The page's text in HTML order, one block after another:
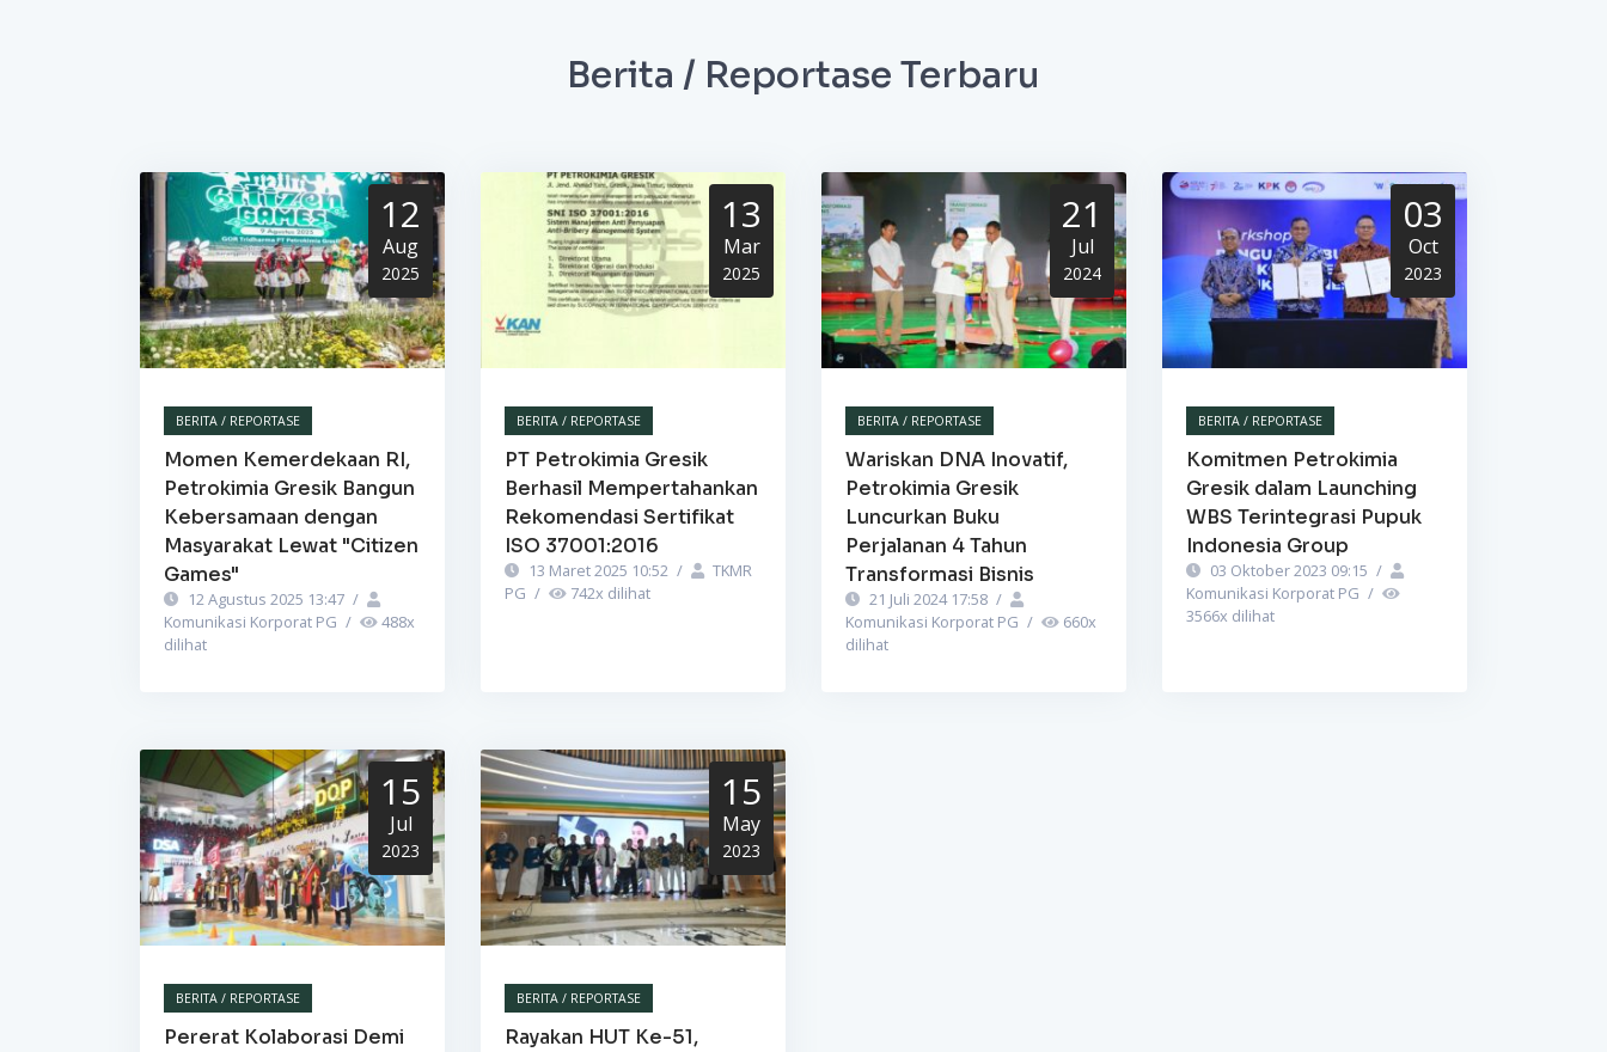
Berita / Reportase Terbaru
12
Aug
2025
BERITA / REPORTASE
Momen Kemerdekaan RI,
Petrokimia Gresik Bangun
Kebersamaan dengan
Masyarakat Lewat "Citizen
Games"
12 Agustus 2025 13:47 /
Komunikasi Korporat PG / 488x
dilihat
13
Mar
2025
BERITA / REPORTASE
PT Petrokimia Gresik
Berhasil Mempertahankan
Rekomendasi Sertifikat
ISO 37001:2016
13 Maret 2025 10:52 /
TKMR
PG / 742x dilihat
21
Jul
2024
BERITA / REPORTASE
Wariskan DNA Inovatif,
Petrokimia Gresik
Luncurkan Buku
Perjalanan 4 Tahun
Transformasi Bisnis
21 Juli 2024 17:58 /
Komunikasi Korporat PG / 660x
dilihat
03
Oct
2023
BERITA / REPORTASE
Komitmen Petrokimia
Gresik dalam Launching
WBS Terintegrasi Pupuk
Indonesia Group
03 Oktober 2023 09:15 /
Komunikasi Korporat PG /
3566x dilihat
15
Jul
2023
BERITA / REPORTASE
Pererat Kolaborasi Demi
15
May
2023
BERITA / REPORTASE
Rayakan HUT Ke-51,